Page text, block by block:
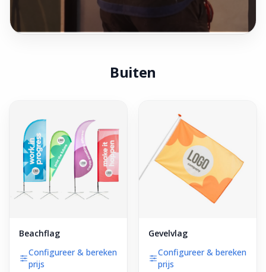
Buiten
Beachflag
Configureer & bereken
prijs
Gevelvlag
Configureer & bereken
prijs